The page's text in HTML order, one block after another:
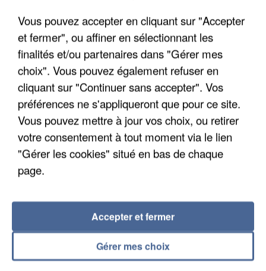
L’UN DES FONDATEURS SUPPOSÉS DE LA DZ
MAFIA INTERPELLÉ EN ALGÉRIE
Vous pouvez accepter en cliquant sur "Accepter
et fermer", ou affiner en sélectionnant les
finalités et/ou partenaires dans "Gérer mes
choix". Vous pouvez également refuser en
cliquant sur "Continuer sans accepter". Vos
préférences ne s'appliqueront que pour ce site.
Vous pouvez mettre à jour vos choix, ou retirer
votre consentement à tout moment via le lien
"Gérer les cookies" situé en bas de chaque
page.
Gérer mes choix
Accepter et fermer